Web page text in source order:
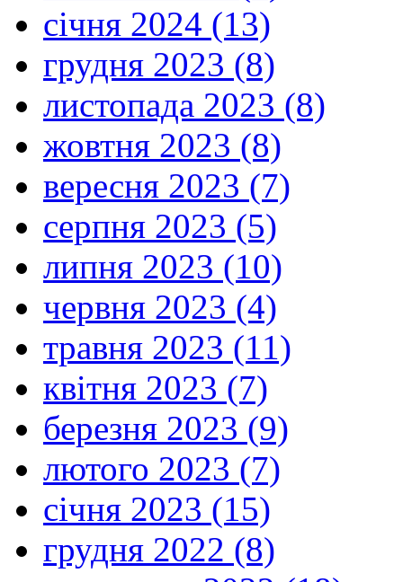
січня 2024 (13)
грудня 2023 (8)
листопада 2023 (8)
жовтня 2023 (8)
вересня 2023 (7)
серпня 2023 (5)
липня 2023 (10)
червня 2023 (4)
травня 2023 (11)
квітня 2023 (7)
березня 2023 (9)
лютого 2023 (7)
січня 2023 (15)
грудня 2022 (8)